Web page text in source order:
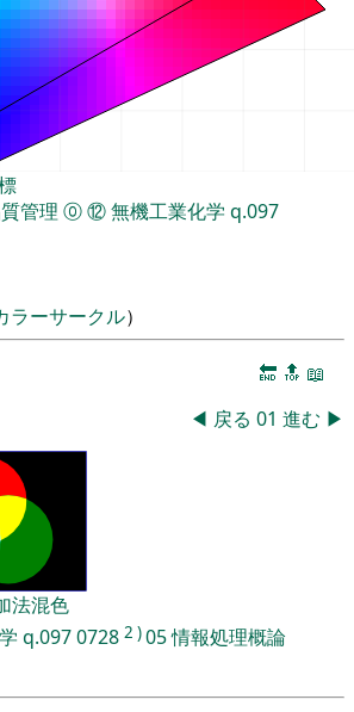
管理 ⓪⑫無機工業化学 q.097
ラーサークル）
🔚 🔝 📖
◀ 戻る 01 進む ▶
法混色
q.0970728 2 )05情報処理概論